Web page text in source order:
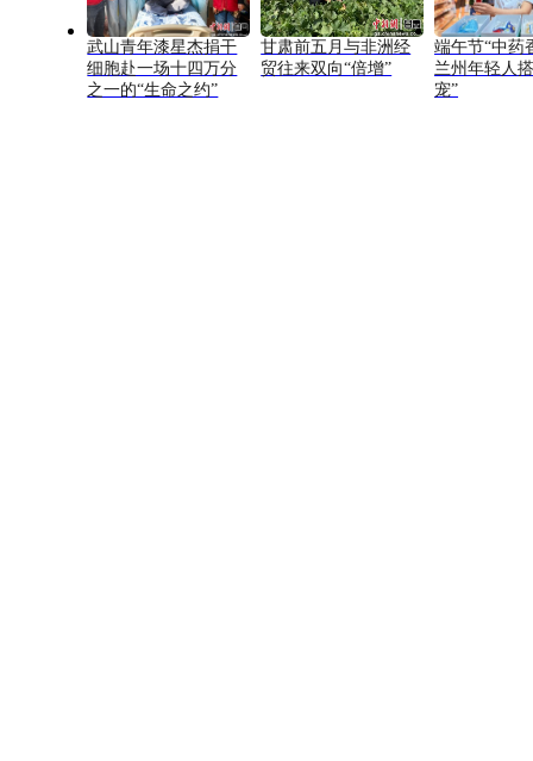
武山青年漆星杰捐干
细胞赴一场十四万分
之一的“生命之约”
甘肃前五月与非洲经
贸往来双向“倍增”
端午节“中药
兰州年轻人
宠”